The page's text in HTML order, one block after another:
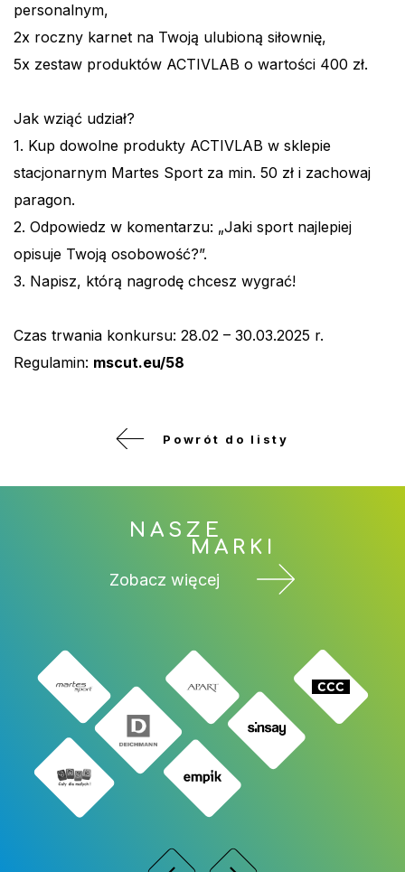
personalnym,
2x roczny karnet na Twoją ulubioną siłownię,
5x zestaw produktów ACTIVLAB o wartości 400 zł.
Jak wziąć udział?
1. Kup dowolne produkty ACTIVLAB w sklepie
stacjonarnym Martes Sport za min. 50 zł i zachowaj
paragon.
2. Odpowiedz w komentarzu: „Jaki sport najlepiej
opisuje Twoją osobowość?”.
3. Napisz, którą nagrodę chcesz wygrać!
Czas trwania konkursu: 28.02 – 30.03.2025 r.
Regulamin: mscut.eu/58
Powrót do listy
NASZE
MARKI
Zobacz więcej